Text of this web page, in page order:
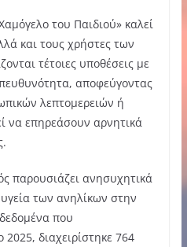
του Παιδιού» καλεί
και τους χρήστες των
τέτοιες υποθέσεις με
αποφεύγοντας
λεπτομερειών ή
να επηρεάσουν αρνητικά
παρουσιάζει ανησυχητικά
των ανηλίκων στην
που
διαχειρίστηκε 764